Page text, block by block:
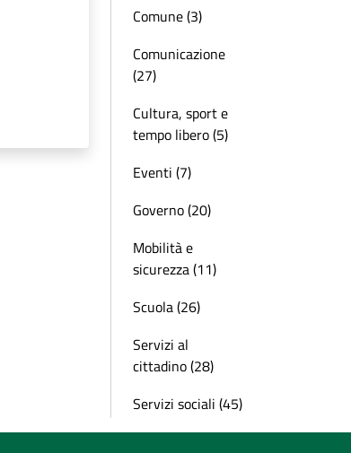
Comune (3)
Comunicazione
(27)
Cultura, sport e
tempo libero (5)
Eventi (7)
Governo (20)
Mobilità e
sicurezza (11)
Scuola (26)
Servizi al
cittadino (28)
Servizi sociali (45)